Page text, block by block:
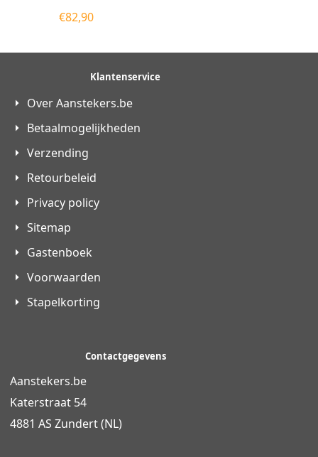
€82,90
Klantenservice
Over Aanstekers.be
Betaalmogelijkheden
Verzending
Retourbeleid
Privacy policy
Sitemap
Gastenboek
Voorwaarden
Stapelkorting
Contactgegevens
Aanstekers.be
Katerstraat 54
4881 AS Zundert (NL)